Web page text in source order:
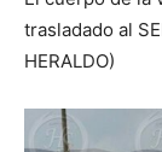
trasladado al
HERALDO)